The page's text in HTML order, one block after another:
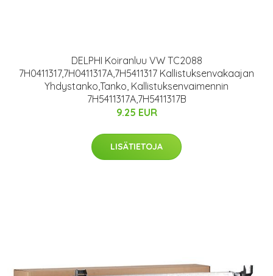
DELPHI Koiranluu VW TC2088
7H0411317,7H0411317A,7H5411317 Kallistuksenvakaajan
Yhdystanko,Tanko, Kallistuksenvaimennin
7H5411317A,7H5411317B
9.25 EUR
LISÄTIETOJA